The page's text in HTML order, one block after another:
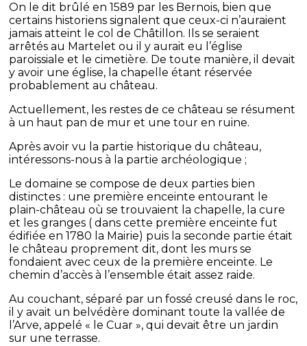
On le dit brûlé en 1589 par les Bernois, bien que
certains historiens signalent que ceux-ci n’auraient
jamais atteint le col de Châtillon. Ils se seraient
arrêtés au Martelet ou il y aurait eu l’église
paroissiale et le cimetière. De toute manière, il devait
y avoir une église, la chapelle étant réservée
probablement au château.
Actuellement, les restes de ce château se résument
à un haut pan de mur et une tour en ruine.
Après avoir vu la partie historique du château,
intéressons-nous à la partie archéologique ;
Le domaine se compose de deux parties bien
distinctes : une première enceinte entourant le
plain-château où se trouvaient la chapelle, la cure
et les granges ( dans cette première enceinte fut
édifiée en 1780 la Mairie) puis la seconde partie était
le château proprement dit, dont les murs se
fondaient avec ceux de la première enceinte. Le
chemin d’accès à l’ensemble était assez raide.
Au couchant, séparé par un fossé creusé dans le roc,
il y avait un belvédère dominant toute la vallée de
l’Arve, appelé « le Cuar », qui devait être un jardin
sur une terrasse.